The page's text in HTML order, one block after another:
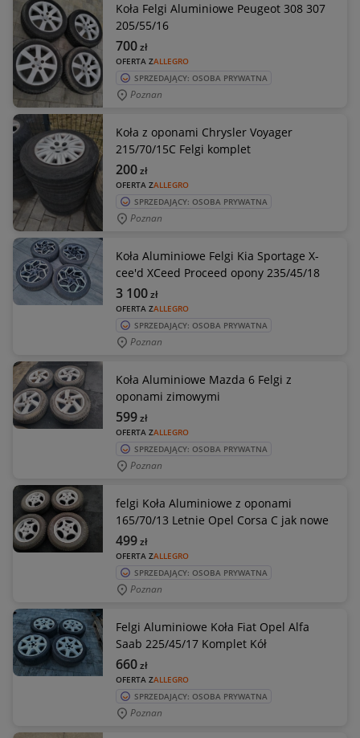
Koła Felgi Aluminiowe Peugeot 308 307
205/55/16
OFERTA ZALLEGRO
700zł
SPRZEDAJĄCY: OSOBA PRYWATNA
Poznan
Koła z oponami Chrysler Voyager
215/70/15C Felgi komplet
OFERTA ZALLEGRO
200zł
SPRZEDAJĄCY: OSOBA PRYWATNA
Poznan
Koła Aluminiowe Felgi Kia Sportage X-
cee'd XCeed Proceed opony 235/45/18
OFERTA ZALLEGRO
3 100zł
SPRZEDAJĄCY: OSOBA PRYWATNA
Poznan
Koła Aluminiowe Mazda 6 Felgi z
oponami zimowymi
OFERTA ZALLEGRO
599zł
SPRZEDAJĄCY: OSOBA PRYWATNA
Poznan
felgi Koła Aluminiowe z oponami
165/70/13 Letnie Opel Corsa C jak nowe
OFERTA ZALLEGRO
499zł
SPRZEDAJĄCY: OSOBA PRYWATNA
Poznan
Felgi Aluminiowe Koła Fiat Opel Alfa
Saab 225/45/17 Komplet Kół
OFERTA ZALLEGRO
660zł
SPRZEDAJĄCY: OSOBA PRYWATNA
Poznan